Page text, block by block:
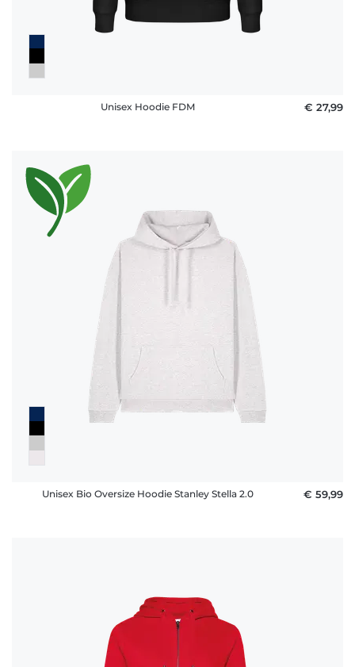
Unisex Hoodie FDM € 27,99
Unisex Bio Oversize Hoodie Stanley Stella 2.0 € 59,99